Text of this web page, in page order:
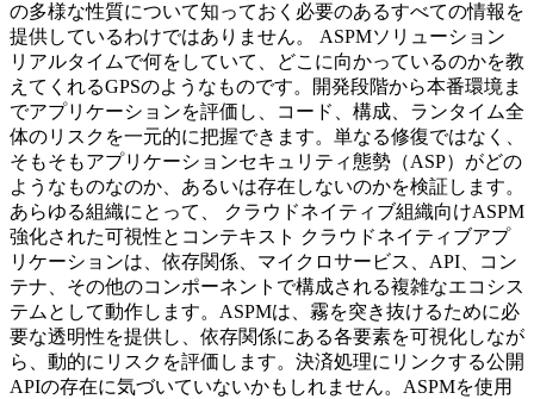
の多様な性質について知っておく必要のあるすべての情報を
提供しているわけではありません。 ASPMソリューション
リアルタイムで何をしていて、どこに向かっているのかを教
えてくれるGPSのようなものです。開発段階から本番環境ま
でアプリケーションを評価し、コード、構成、ランタイム全
体のリスクを一元的に把握できます。単なる修復ではなく、
そもそもアプリケーションセキュリティ態勢（ASP）がどの
ようなものなのか、あるいは存在しないのかを検証します。
あらゆる組織にとって、 クラウドネイティブ組織向けASPM
強化された可視性とコンテキスト クラウドネイティブアプ
リケーションは、依存関係、マイクロサービス、API、コン
テナ、その他のコンポーネントで構成される複雑なエコシス
テムとして動作します。ASPMは、霧を突き抜けるために必
要な透明性を提供し、依存関係にある各要素を可視化しなが
ら、動的にリスクを評価します。決済処理にリンクする公開
APIの存在に気づいていないかもしれません。ASPMを使用